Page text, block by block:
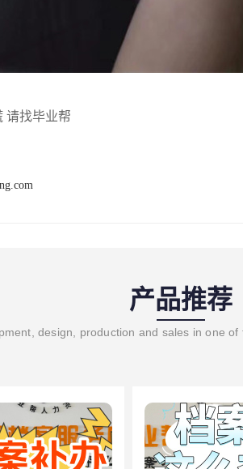
请找毕业帮
产品推荐
design, production and sales in one